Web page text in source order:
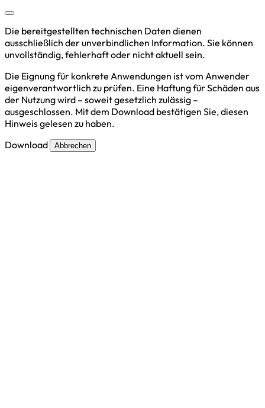
Die bereitgestellten technischen Daten dienen
ausschließlich der unverbindlichen Information. Sie können
unvollständig, fehlerhaft oder nicht aktuell sein.
Die Eignung für konkrete Anwendungen ist vom Anwender
eigenverantwortlich zu prüfen. Eine Haftung für Schäden aus
der Nutzung wird – soweit gesetzlich zulässig –
ausgeschlossen. Mit dem Download bestätigen Sie, diesen
Hinweis gelesen zu haben.
Download
Abbrechen